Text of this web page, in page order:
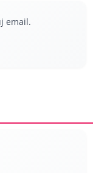
email.